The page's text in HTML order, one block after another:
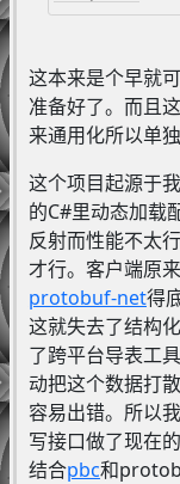
这本来是个早就
准备好了。而且
来通用化所以单
这个项目起源于
的C#里动态加载
反射而性能不太
才行。客户端原
protobuf-net得
这就失去了结构
了跨平台导表工
动把这个数据打
容易出错。所以
写接口做了现在的
结合pbc和